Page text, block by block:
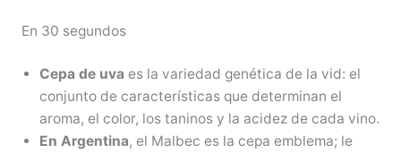
En 30 segundos
Cepa de uva es la variedad genética de la vid: el
conjunto de características que determinan el
aroma, el color, los taninos y la acidez de cada vino.
En Argentina, el Malbec es la cepa emblema; le